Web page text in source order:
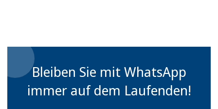
Bleiben Sie mit WhatsApp
immer auf dem Laufenden!